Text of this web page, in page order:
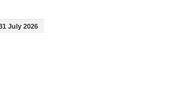
July 2026